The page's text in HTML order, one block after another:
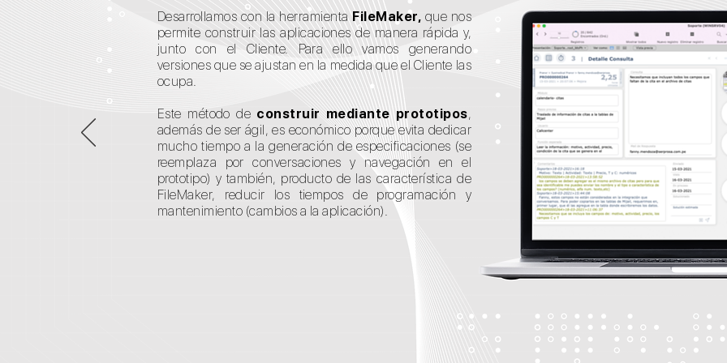
Desarrollamos con la herramientaFileMaker, que nos
permite construir las aplicaciones de manera rápida y,
junto con el Cliente. Para ello vamos generando
versiones que se ajustan en la medida que el Cliente las
ocupa.
Este método de construir mediante prototipos,
además de ser ágil, es económico porque evita dedicar
mucho tiempo a la generación de especificaciones (se
reemplaza por conversaciones y navegación en el
prototipo) y también, producto de las característica de
FileMaker, reducir los tiempos de programación y
mantenimiento (cambios a la aplicación).